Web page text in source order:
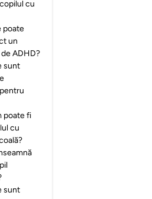
cu
poate
un
ADHD?
sunt
poate fi
cu
sunt